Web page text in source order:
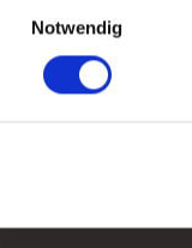
Notwendig